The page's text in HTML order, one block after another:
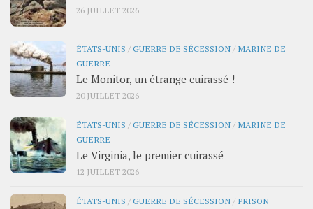
26 JUILLET 2026
ÉTATS-UNIS /GUERRE DE SÉCESSION / MARINE DE
GUERRE
Le Monitor, un étrange cuirassé !
20 JUILLET 2026
ÉTATS-UNIS /GUERRE DE SÉCESSION / MARINE DE
GUERRE
Le Virginia, le premier cuirassé
12 JUILLET 2026
ÉTATS-UNIS /GUERRE DE SÉCESSION / PRISON